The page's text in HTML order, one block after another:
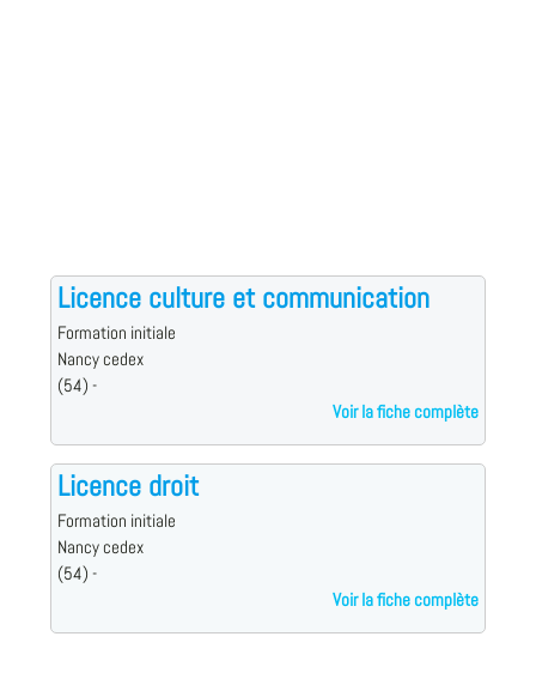
Licence culture et communication
Formation initiale
Nancy cedex
(54) -
Voir la fiche complète
Licence droit
Formation initiale
Nancy cedex
(54) -
Voir la fiche complète